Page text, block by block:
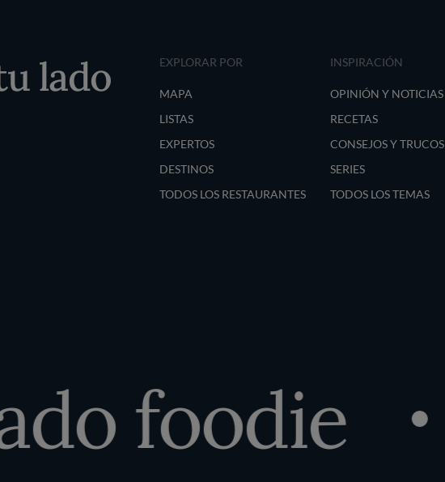
lado
EXPLORAR POR
MAPA
LISTAS
EXPERTOS
DESTINOS
TODOS LOS RESTAURANTES
INSPIRACIÓN
OPINIÓN Y NOTICIAS
RECETAS
CONSEJOS Y TRUCOS
SERIES
TODOS LOS TEMAS
foodie